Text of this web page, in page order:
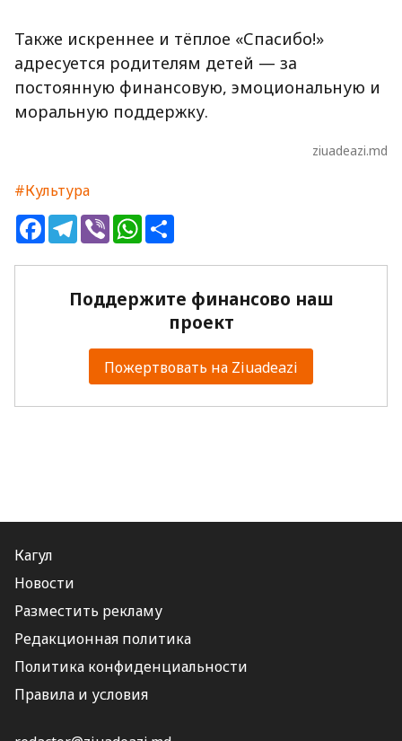
Также искреннее и тёплое «Спасибо!»
адресуется родителям детей — за
постоянную финансовую, эмоциональную и
моральную поддержку.
ziuadeazi.md
#Культура
FacebookTelegram
ViberWhatsApp
Поддержите финансово наш
проект
Пожертвовать на Ziuadeazi
Кагул
Новости
Разместить рекламу
Редакционная политика
Политика конфиденциальности
Правила и условия